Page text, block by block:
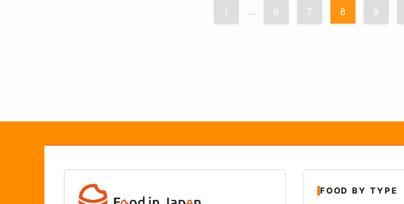
1 ... 6 7 8 9
FOOD BY TYPE